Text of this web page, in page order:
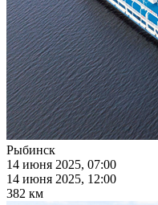
Рыбинск
14 июня 2025, 07:00
14 июня 2025, 12:00
382 км